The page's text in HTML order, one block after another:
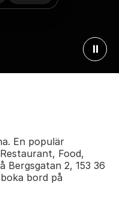
⏸
En populär
Food,
Bergsgatan 2, 153 36
bord på